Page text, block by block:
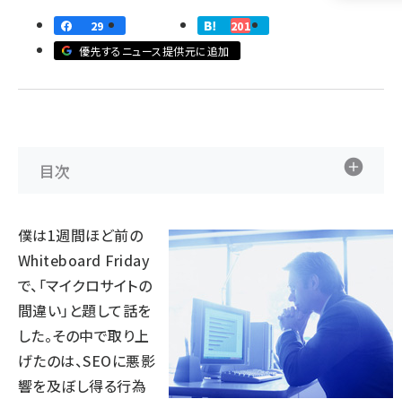
llmo (1160)
29
201
優先するニュース提供元に追加
目次
僕は1週間ほど前の
Whiteboard Friday
で、「マイクロサイトの
間違い」と題して話を
した。その中で取り上
げたのは、SEOに悪影
響を及ぼし得る行為